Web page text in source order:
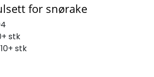
for snørake
stk
stk